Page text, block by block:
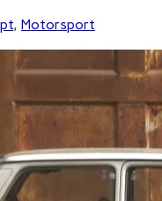
, Motorsport